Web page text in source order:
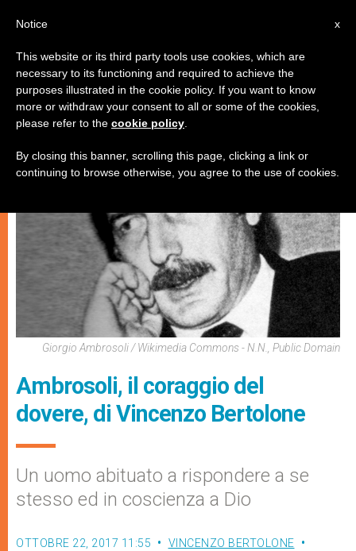
CHIESE LOCALI
Giorgio Ambrosoli / Wikimedia Commons - N.N., Public Domain
Ambrosoli, il coraggio del
dovere, di Vincenzo Bertolone
Un uomo abituato a rispondere a se
stesso ed in coscienza a Dio
OTTOBRE 22, 2017 11:55
VINCENZO BERTOLONE
x
Notice
This website or its third party tools use cookies, which are
necessary to its functioning and required to achieve the
purposes illustrated in the cookie policy. If you want to know
more or withdraw your consent to all or some of the cookies,
please refer to the cookie policy
By closing this banner, scrolling this page, clicking a link or
continuing to browse otherwise, you agree to the use of cookies.